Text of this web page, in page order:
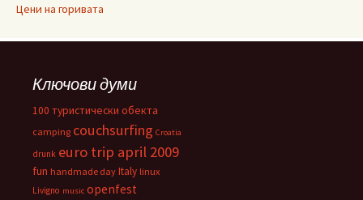
Цени на горивата
Ключови думи
100 туристически обекта
camping couchsurfing Croatia
drunk euro trip april 2009
fun handmade day Italy linux
Livigno music openfest